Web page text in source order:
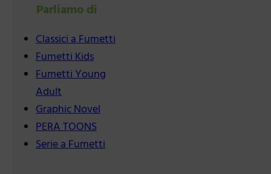
Parliamo di
Classici a Fumetti
Fumetti Kids
Fumetti Young
Adult
Graphic Novel
PERA TOONS
Serie a Fumetti